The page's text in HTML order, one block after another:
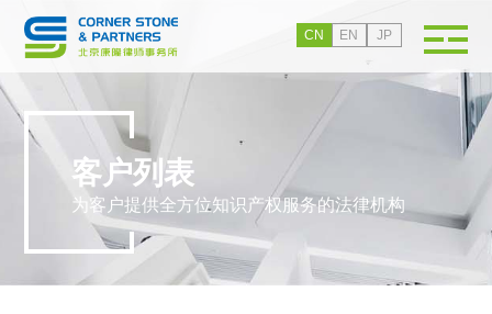
CN EN JP
客户列表
为客户提供全方位知识产权服务的法律机构